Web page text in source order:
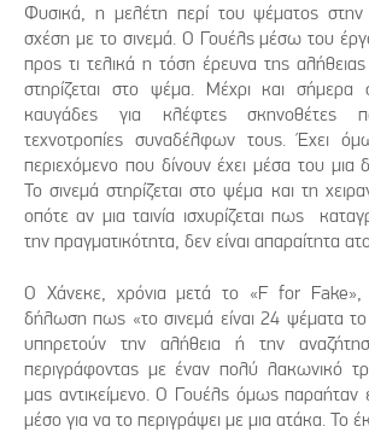
Φυσικά, η μελέτη περί του ψέματος στην
σχέση με το σινεμά. Ο Γουέλς μέσω του
προς τι τελικά η τόση έρευνα της
στηρίζεται στο ψέμα. Μέχρι και σήμερα
καυγάδες για κλέφτες σκηνοθέτες
τεχνοτροπίες συναδέλφων τους. Έχει
περιεχόμενο που δίνουν έχει μέσα του μια
Το σινεμά στηρίζεται στο ψέμα και τη
οπότε αν μια ταινία ισχυρίζεται πως
την πραγματικότητα, δεν είναι απαραίτητα
Ο Χάνεκε, χρόνια μετά το «F for Fake»,
δήλωση πως «το σινεμά είναι 24 ψέματα
υπηρετούν την αλήθεια ή την
περιγράφοντας με έναν πολύ λακωνικό
μας αντικείμενο. Ο Γουέλς όμως παραήταν
μέσο για να το περιγράψει με μια ατάκα. Το